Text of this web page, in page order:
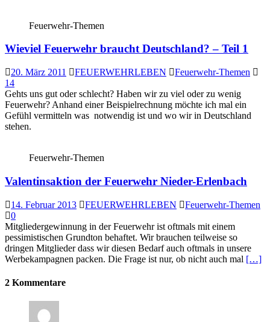
Feuerwehr-Themen
Wieviel Feuerwehr braucht Deutschland? – Teil 1
20. März 2011 FEUERWEHRLEBEN
Feuerwehr-Themen
14
Gehts uns gut oder schlecht? Haben wir zu viel oder zu wenig
Feuerwehr? Anhand einer Beispielrechnung möchte ich mal ein
Gefühl vermitteln was notwendig ist und wo wir in Deutschland
stehen.
Feuerwehr-Themen
Valentinsaktion der Feuerwehr Nieder-Erlenbach
14. Februar 2013 FEUERWEHRLEBEN
Feuerwehr-Themen
0
Mitgliedergewinnung in der Feuerwehr ist oftmals mit einem
pessimistischen Grundton behaftet. Wir brauchen teilweise so
dringen Mitglieder dass wir diesen Bedarf auch oftmals in unsere
Werbekampagnen packen. Die Frage ist nur, ob nicht auch mal […]
2 Kommentare